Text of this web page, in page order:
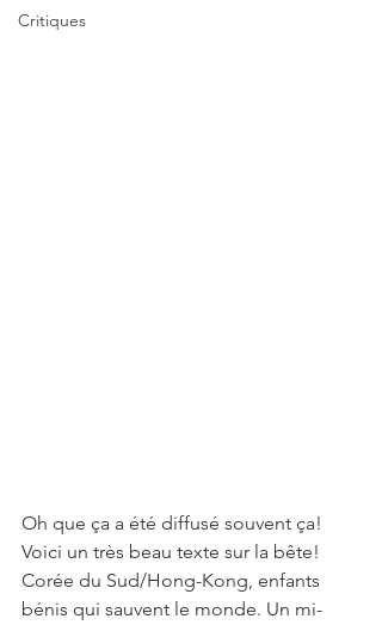
Critiques
Oh que ça a été diffusé souvent ça!
Voici un très beau texte sur la bête!
Corée du Sud/Hong-Kong, enfants
bénis qui sauvent le monde. Un mi-